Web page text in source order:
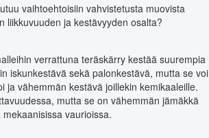
vaihtoehtoisiin vahvistetusta muovista
liikkuvuuden ja kestävyyden osalta?
verrattuna teräskärry kestää suurempia
iskunkestävä sekä palonkestävä, mutta se voi
ja vähemmän kestävä joillekin kemikaaleille.
mutta se on vähemmän jämäkkä
vaurioissa.